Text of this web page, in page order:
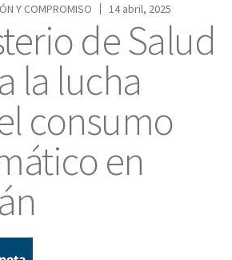
Y COMPROMISO
14 abril, 2025
de Salud
la lucha
consumo
en